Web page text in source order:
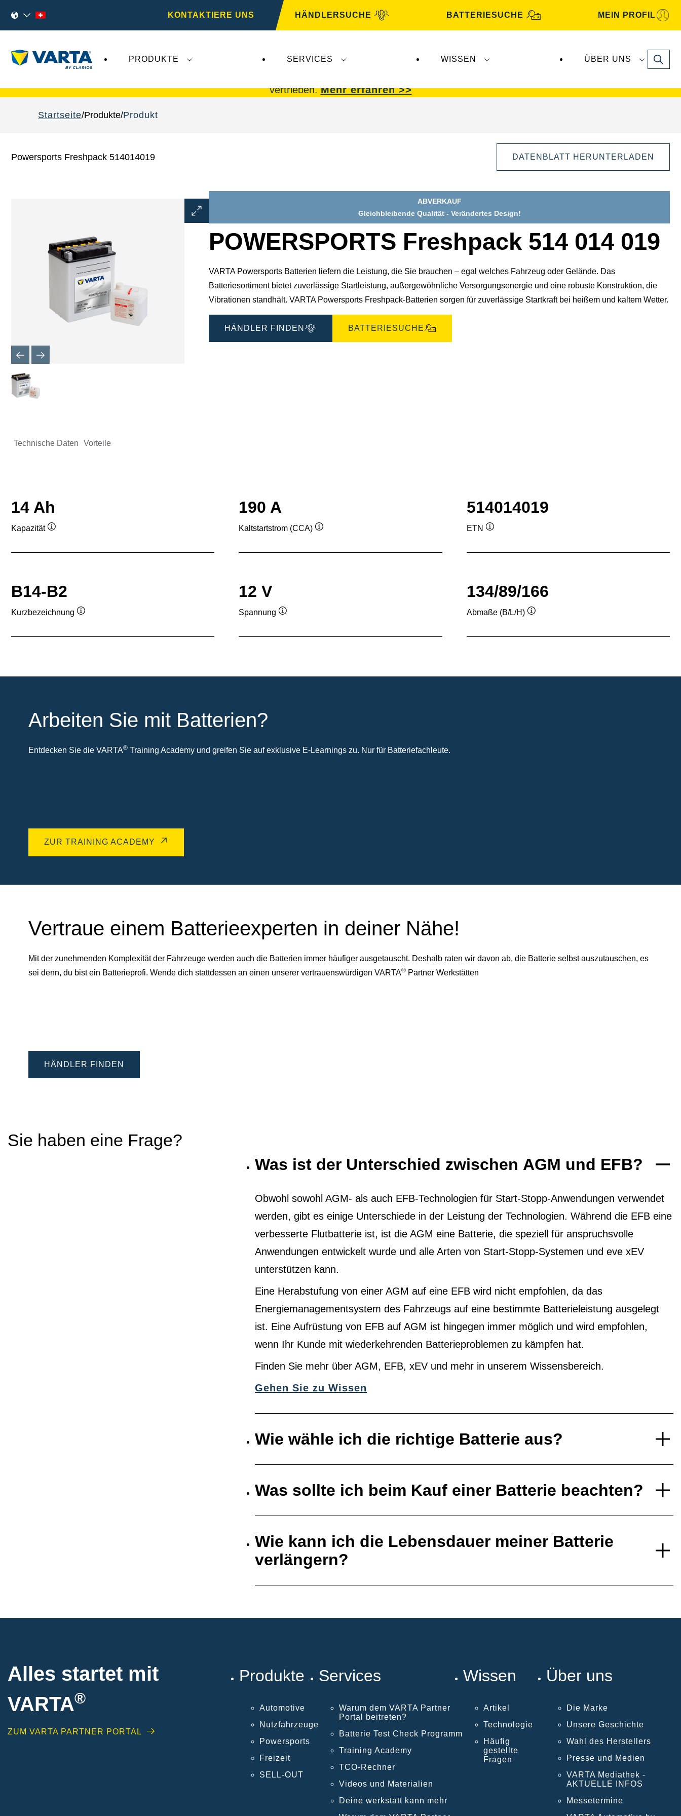
KONTAKTIERE UNS HÄNDLERSUCHE BATTERIESUCHE MEIN PROFIL
PRODUKTE SERVICES WISSEN ÜBER UNS Search
vertrieben.Mehr erfahren >>
Startseite Produkte Produkt
Powersports Freshpack 514014019 DATENBLATT HERUNTERLADEN
Bilddialog
öffnen
ABVERKAUF
Gleichbleibende Qualität - Verändertes Design!
POWERSPORTS Freshpack 514 014 019
VARTA Powersports Batterien liefern die Leistung, die Sie brauchen – egal welches Fahrzeug oder Gelände. Das
Batteriesortiment bietet zuverlässige Startleistung, außergewöhnliche Versorgungsenergie und eine robuste Konstruktion, die
Vibrationen standhält. VARTA Powersports Freshpack-Batterien sorgen für zuverlässige Startkraft bei heißem und kaltem Wetter.
HÄNDLER FINDEN BATTERIESUCHE
Technische Daten Vorteile
14 Ah
Kapazität
190 A
Kaltstartstrom (CCA)
514014019
ETN
B14-B2
Kurzbezeichnung
12 V
Spannung
134/89/166
Abmaße (B/L/H)
Arbeiten Sie mit Batterien?
Entdecken Sie die VARTA® Training Academy und greifen Sie auf exklusive E-Learnings zu. Nur für Batteriefachleute.
ZUR TRAINING ACADEMY
Vertraue einem Batterieexperten in deiner Nähe!
Mit der zunehmenden Komplexität der Fahrzeuge werden auch die Batterien immer häufiger ausgetauscht. Deshalb raten wir davon ab, die Batterie selbst auszutauschen, es
sei denn, du bist ein Batterieprofi. Wende dich stattdessen an einen unserer vertrauenswürdigen VARTA® Partner Werkstätten
HÄNDLER FINDEN
Sie haben eine Frage?
Was ist der Unterschied zwischen AGM und EFB?
Obwohl sowohl AGM- als auch EFB-Technologien für Start-Stopp-Anwendungen verwendet
werden, gibt es einige Unterschiede in der Leistung der Technologien. Während die EFB eine
verbesserte Flutbatterie ist, ist die AGM eine Batterie, die speziell für anspruchsvolle
Anwendungen entwickelt wurde und alle Arten von Start-Stopp-Systemen und eve xEV
unterstützen kann.
Eine Herabstufung von einer AGM auf eine EFB wird nicht empfohlen, da das
Energiemanagementsystem des Fahrzeugs auf eine bestimmte Batterieleistung ausgelegt
ist. Eine Aufrüstung von EFB auf AGM ist hingegen immer möglich und wird empfohlen,
wenn Ihr Kunde mit wiederkehrenden Batterieproblemen zu kämpfen hat.
Finden Sie mehr über AGM, EFB, xEV und mehr in unserem Wissensbereich.
Gehen Sie zu Wissen
Wie wähle ich die richtige Batterie aus?
Was sollte ich beim Kauf einer Batterie beachten?
Wie kann ich die Lebensdauer meiner Batterie
verlängern?
Alles startet mit
VARTA®
ZUM VARTA PARTNER PORTAL
Produkte
Automotive
Nutzfahrzeuge
Powersports
Freizeit
SELL-OUT
Services
Warum dem VARTA Partner
Portal beitreten?
Batterie Test Check Programm
Training Academy
TCO-Rechner
Videos und Materialien
Deine werkstatt kann mehr
Wissen
Artikel
Technologie
Häufig
gestellte
Fragen
Über uns
Die Marke
Unsere Geschichte
Wahl des Herstellers
Presse und Medien
VARTA Mediathek -
AKTUELLE INFOS
Messetermine